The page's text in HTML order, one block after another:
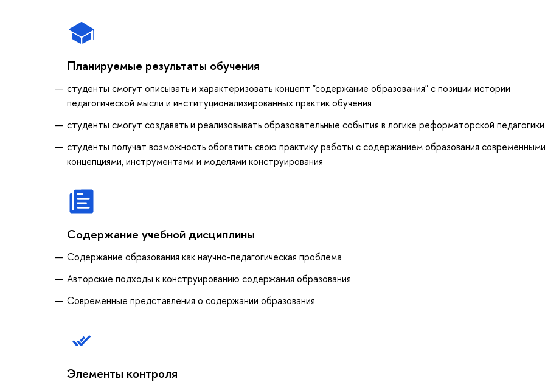
Планируемые результаты обучения
студенты смогут описывать и характеризовать концепт "содержание образования" с позиции истории
педагогической мысли и институционализированных практик обучения
студенты смогут создавать и реализовывать образовательные события в логике реформаторской педагогики
студенты получат возможность обогатить свою практику работы с содержанием образования современными
концепциями, инструментами и моделями конструирования
Содержание учебной дисциплины
Содержание образования как научно-педагогическая проблема
Авторские подходы к конструированию содержания образования
Современные представления о содержании образования
Элементы контроля